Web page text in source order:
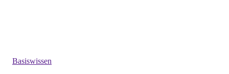
Basiswissen